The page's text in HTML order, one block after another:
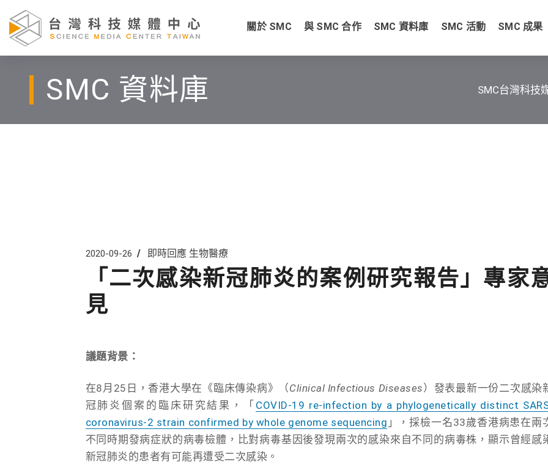
關於 SMC 與 SMC 合作 SMC 資料庫 SMC 活動 SMC 成果
SMC 資料庫 SMC台灣科技
2020-09-26 即時回應 生物醫療
「二次感染新冠肺炎的案例研究報告」專家
見
議題背景：
在8月25日，香港大學在《臨床傳染病》（Clinical Infectious Diseases）發表最新一份二次感染
冠肺炎個案的臨床研究結果，「 COVID-19 re-infection by a phylogenetically distinct
coronavirus-2 strain confirmed by whole genome sequencing 」，採檢一名33歲香港病患在兩
不同時期發病症狀的病毒檢體，比對病毒基因後發現兩次的感染來自不同的病毒株，顯示曾經感
新冠肺炎的患者有可能再遭受二次感染。